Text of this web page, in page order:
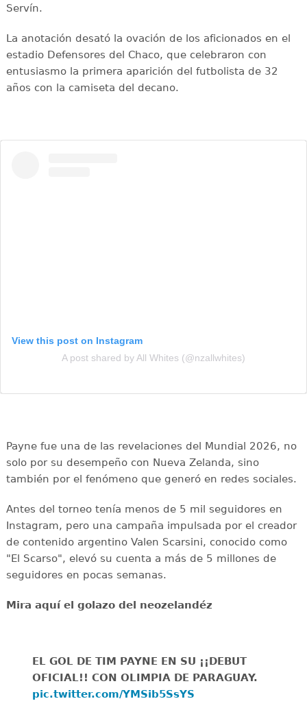
Servín.
La anotación desató la ovación de los aficionados en el
estadio Defensores del Chaco, que celebraron con
entusiasmo la primera aparición del futbolista de 32
años con la camiseta del decano.
View this post on Instagram
A post shared by All Whites (@nzallwhites)
Payne fue una de las revelaciones del Mundial 2026, no
solo por su desempeño con Nueva Zelanda, sino
también por el fenómeno que generó en redes sociales.
Antes del torneo tenía menos de 5 mil seguidores en
Instagram, pero una campaña impulsada por el creador
de contenido argentino Valen Scarsini, conocido como
"El Scarso", elevó su cuenta a más de 5 millones de
seguidores en pocas semanas.
Mira aquí el golazo del neozelandéz
EL GOL DE TIM PAYNE EN SU ¡¡DEBUT
OFICIAL!! CON OLIMPIA DE PARAGUAY.
pic.twitter.com/YMSib5SsYS